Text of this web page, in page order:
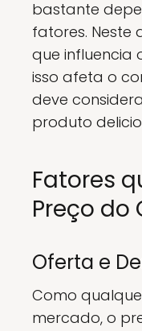
bastante
fatores. Neste
que influencia
isso afeta o
deve
produto
Fatores
Preço do
Oferta e
Como
mercado, o